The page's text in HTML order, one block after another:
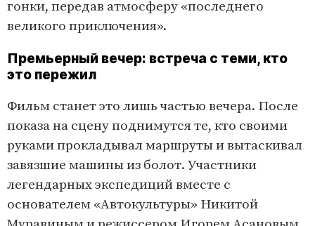
гонки, передав атмосферу «последнего
великого приключения».
Премьерный вечер: встреча с теми, кто
это пережил
Фильм станет это лишь частью вечера. После
показа на сцену поднимутся те, кто своими
руками прокладывал маршруты и вытаскивал
завязшие машины из болот. Участники
легендарных экспедиций вместе с
основателем «Автокультуры» Никитой